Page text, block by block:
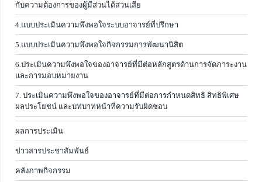
กับความต้องการของผู้มีส่วนได้ส่วนเสีย
4.แบบประเมินความพึงพอใจระบบอาจารย์ที่ปรึกษา
5.แบบประเมินความพึงพอใจกิจกรรมการพัฒนานิสิต
6.ประเมินความพึงพอใจของอาจารย์ที่มีต่อหลักสูตรด้านการจัดภาระงาน
และการมอบหมายงาน
7. ประเมินความพึงพอใจของอาจารย์ที่มีต่อการกำหนดสิทธิ สิทธิพิเศษ
ผลประโยชน์ และบทบาทหน้าที่ความรับผิดชอบ
ผลการประเมิน
ข่าวสารประชาสัมพันธ์
คลังภาพกิจกรรม